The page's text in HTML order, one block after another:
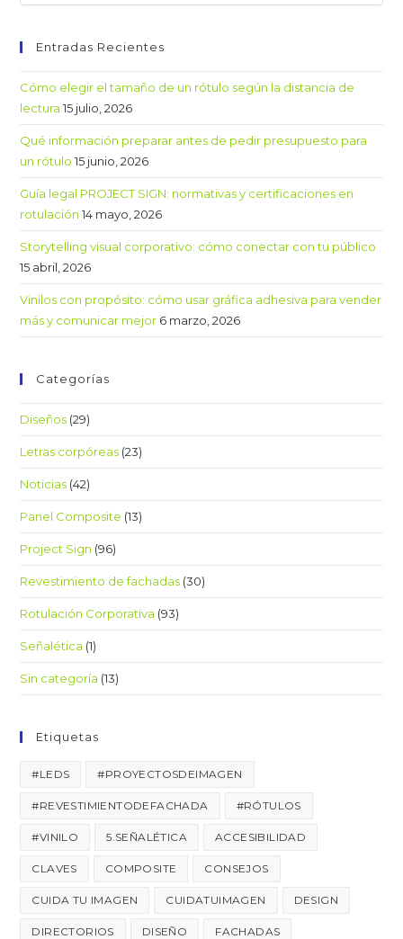
Entradas Recientes
Cómo elegir el tamaño de un rótulo según la distancia de
lectura 15 julio, 2026
Qué información preparar antes de pedir presupuesto para
un rótulo 15 junio, 2026
Guía legal PROJECT SIGN: normativas y certificaciones en
rotulación 14 mayo, 2026
Storytelling visual corporativo: cómo conectar con tu público
15 abril, 2026
Vinilos con propósito: cómo usar gráfica adhesiva para vender
más y comunicar mejor 6 marzo, 2026
Categorías
Diseños (29)
Letras corpóreas (23)
Noticias (42)
Panel Composite (13)
Project Sign (96)
Revestimiento de fachadas (30)
Rotulación Corporativa (93)
Señalética (1)
Sin categoría (13)
Etiquetas
#LEDS #PROYECTOSDEIMAGEN
#REVESTIMIENTODEFACHADA #RÓTULOS
#VINILO 5.SEÑALÉTICA ACCESIBILIDAD
CLAVES COMPOSITE CONSEJOS
CUIDA TU IMAGEN CUIDATUIMAGEN DESIGN
DIRECTORIOS DISEÑO FACHADAS